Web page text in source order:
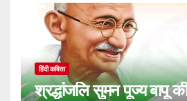
हिंदी कविता
श्रद्धांजलि सुमन पूज्य बापू की